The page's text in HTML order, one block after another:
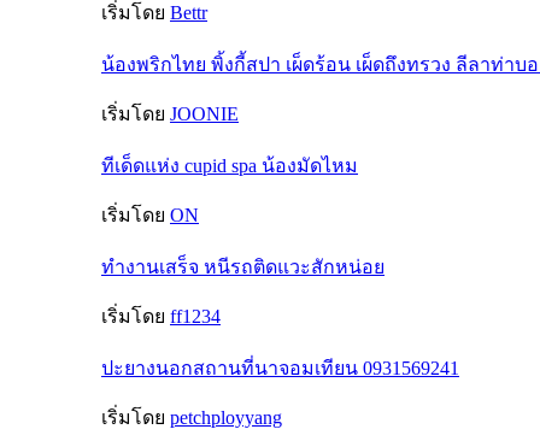
เริ่มโดย Bettr
น้องพริกไทย พิ้งกี้สปา เผ็ดร้อน เผ็ดถึงทรวง ลีลาท่าบ
เริ่มโดย JOONIE
ทีเด็ดแห่ง cupid spa น้องมัดไหม
เริ่มโดย ON
ทำงานเสร็จ หนีรถติดแวะสักหน่อย
เริ่มโดย ff1234
ปะยางนอกสถานที่นาจอมเทียน 0931569241
เริ่มโดย petchployyang